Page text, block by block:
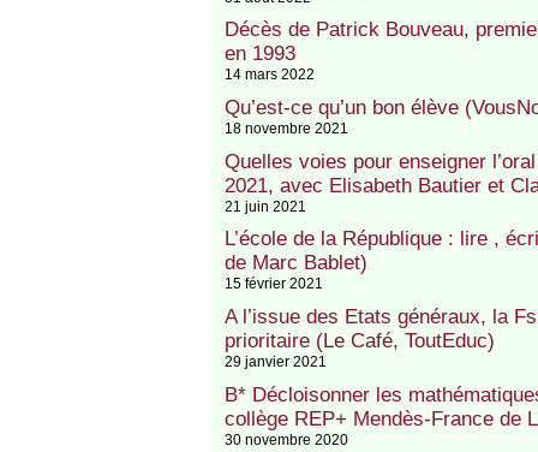
Décès de Patrick Bouveau,
en 1993
14 mars 2022
Qu’est-ce qu’un bon élève
18 novembre 2021
Quelles voies pour enseigner
2021, avec Elisabeth Bautier et
21 juin 2021
L’école de la République : lire ,
de Marc Bablet)
15 février 2021
A l’issue des Etats généraux, la
prioritaire (Le Café, ToutEduc)
29 janvier 2021
B* Décloisonner les
collège REP+ Mendès-France de
30 novembre 2020